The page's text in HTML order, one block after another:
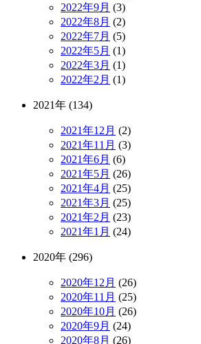
2022年9月 (3)
2022年8月 (2)
2022年7月 (5)
2022年5月 (1)
2022年3月 (1)
2022年2月 (1)
2021年 (134)
2021年12月 (2)
2021年11月 (3)
2021年6月 (6)
2021年5月 (26)
2021年4月 (25)
2021年3月 (25)
2021年2月 (23)
2021年1月 (24)
2020年 (296)
2020年12月 (26)
2020年11月 (25)
2020年10月 (26)
2020年9月 (24)
2020年8月 (26)